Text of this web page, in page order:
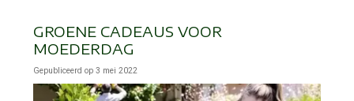
GROENE CADEAUS VOOR
MOEDERDAG
Gepubliceerd op 3 mei 2022